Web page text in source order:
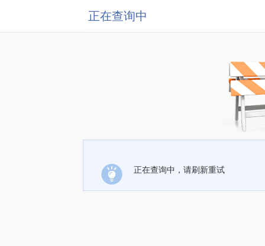
正在查询中
正在查询中，请刷新重试